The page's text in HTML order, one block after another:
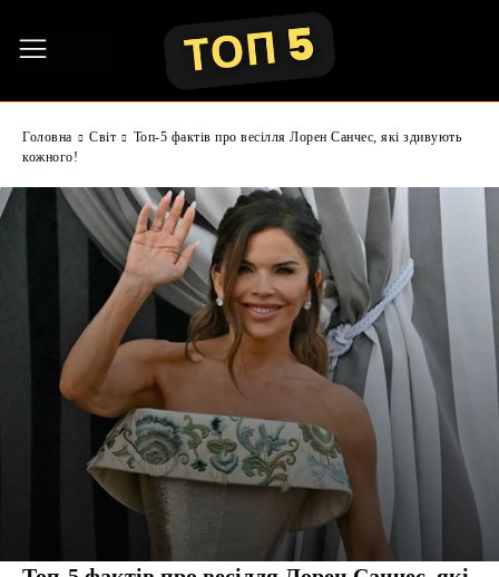
Головна Світ
Топ-5 фактів про весілля Лорен Санчес, які здивують
кожного!